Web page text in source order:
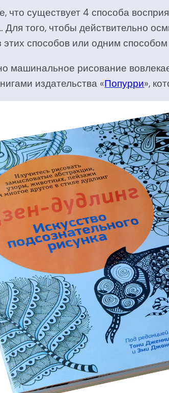
что существует 4 способа
Для того, чтобы действительно
этих способов или одним
машинальное рисование
издательства «Попурри»,